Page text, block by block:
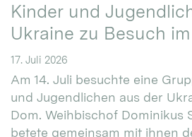
Kinder und
Ukraine zu Besuch
17. Juli 2026
Am 14. Juli besuchte eine
und Jugendlichen aus der
Dom. Weihbischof Dominikus
betete gemeinsam mit ihnen